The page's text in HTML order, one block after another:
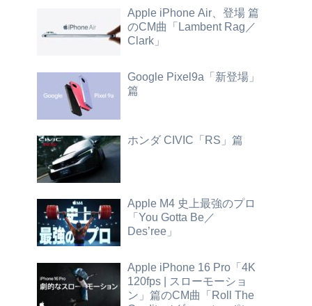
Apple iPhone Air、登場 篇
のCM曲「Lambent Rag／
Clark」
Google Pixel9a「新登場」
篇
ホンダ CIVIC「RS」篇
Apple M4 史上最強のプロ
「You Gotta Be／
Des’ree」
Apple iPhone 16 Pro「4K
120fps | スローモーショ
ン」篇のCM曲「Roll The